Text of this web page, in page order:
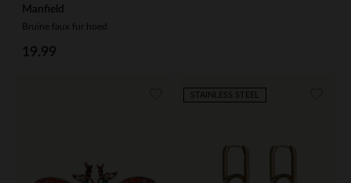
Manfield
Bruine faux fur hoed
19.99
STAINLESS STEEL